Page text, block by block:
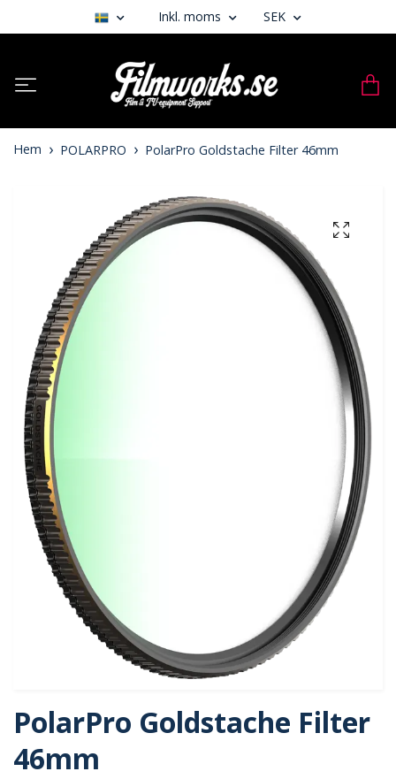
Inkl. moms SEK
Hem POLARPRO PolarPro Goldstache Filter 46mm
PolarPro Goldstache Filter
46mm